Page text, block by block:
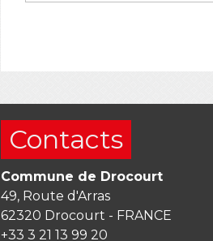
Contacts
Commune de Drocourt
49, Route d'Arras
62320 Drocourt - FRANCE
+33 3 21 13 99 20